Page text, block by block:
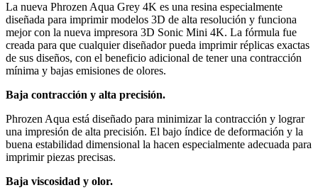
La nueva Phrozen Aqua Grey 4K es una resina especialmente
diseñada para imprimir modelos 3D de alta resolución y funciona
mejor con la nueva impresora 3D Sonic Mini 4K. La fórmula fue
creada para que cualquier diseñador pueda imprimir réplicas exactas
de sus diseños, con el beneficio adicional de tener una contracción
mínima y bajas emisiones de olores.
Baja contracción y alta precisión.
Phrozen Aqua está diseñado para minimizar la contracción y lograr
una impresión de alta precisión. El bajo índice de deformación y la
buena estabilidad dimensional la hacen especialmente adecuada para
imprimir piezas precisas.
Baja viscosidad y olor.